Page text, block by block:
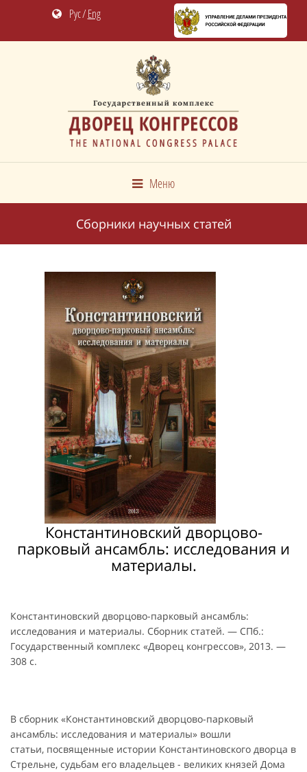
Рус/Eng
Меню
Сборники научных статей
Константиновский дворцово-
парковый ансамбль: исследования и
материалы.
Константиновский дворцово-парковый ансамбль:
исследования и материалы. Сборник статей. — СПб.:
Государственный комплекс «Дворец конгрессов», 2013. —
308 с.
В сборник «Константиновский дворцово-парковый
ансамбль: исследования и материалы» вошли
статьи, посвященные истории Константиновского дворца в
Стрельне, судьбам его владельцев - великих князей Дома